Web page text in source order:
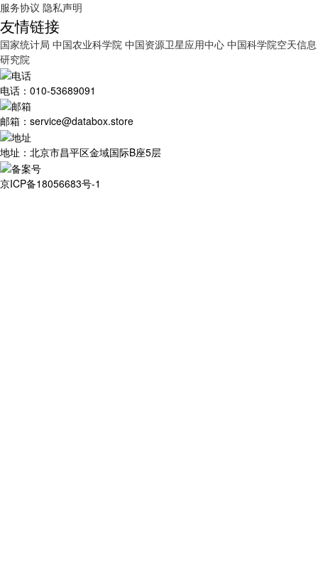
服务协议 隐私声明
友情链接
国家统计局 中国农业科学院 中国资源卫星应用中心 中国科学院空天信息
研究院
电话：010-53689091
邮箱：service@databox.store
地址：北京市昌平区金域国际B座5层
京ICP备18056683号-1